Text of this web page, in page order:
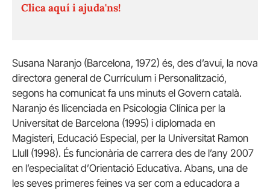
Clica aquí i ajuda'ns!
Susana Naranjo (Barcelona, 1972) és, des d’avui, la nova
directora general de Currículum i Personalització,
segons ha comunicat fa uns minuts el Govern català.
Naranjo és llicenciada en Psicologia Clínica per la
Universitat de Barcelona (1995) i diplomada en
Magisteri, Educació Especial, per la Universitat Ramon
Llull (1998). És funcionària de carrera des de l’any 2007
en l’especialitat d’Orientació Educativa. Abans, una de
les seves primeres feines va ser com a educadora a